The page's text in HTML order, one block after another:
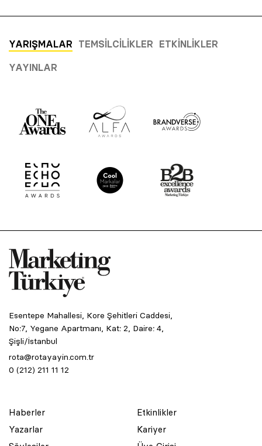
YARIŞMALAR TEMSILCILIKLER ETKINLIKLER
YAYINLAR
Esentepe Mahallesi, Kore Şehitleri Caddesi,
No:7, Yegane Apartmanı, Kat: 2, Daire: 4,
Şişli/İstanbul
rota@rotayayin.com.tr
0 (212) 211 11 12
Haberler
Yazarlar
Etkinlikler
Kariyer